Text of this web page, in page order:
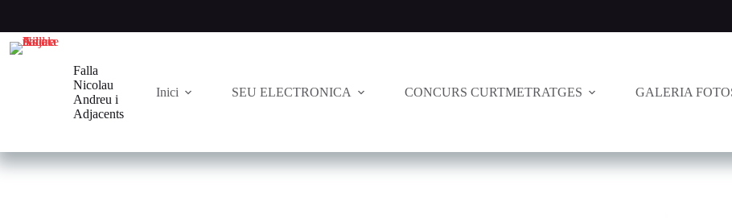
contenido
Falla
Nicolau
Andreu i
Adjacents
Inici SEU ELECTRONICA CONCURS CURTMETRATGES GALERIA